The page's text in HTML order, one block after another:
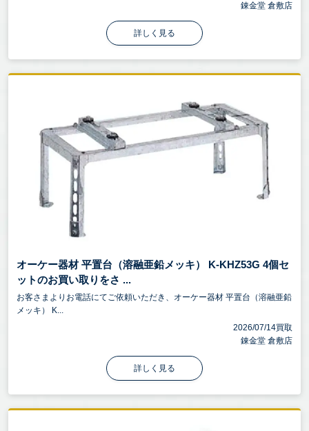
錬金堂 倉敷店
詳しく見る
オーケー器材 平置台（溶融亜鉛メッキ） K-KHZ53G 4個セ
ットのお買い取りをさ ...
お客さまよりお電話にてご依頼いただき、オーケー器材 平置台（溶融亜鉛
メッキ） K...
2026/07/14買取
錬金堂 倉敷店
詳しく見る